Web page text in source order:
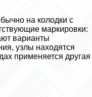
на колодки с
маркировки:
варианты
узлы находятся
применяется другая